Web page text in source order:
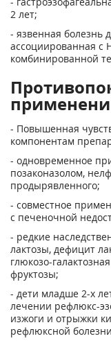
2 лет;
- язвенная болезнь
ассоциированная с
комбинированной
- Повышенная
компонентам
- одновременное
позаконазолом,
продырявленного;
- совместное
с печеночной
- редкие
лактозы, дефицит
глюкозо-
фруктозы;
- дети младше 2-х
лечении рефлюкс-
изжоги и отрыжки
рефлюксной